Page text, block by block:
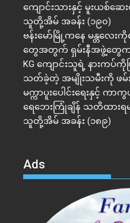
ကျောင်းသားနှင့် မူးယစ်ဆေး
သူတို့အိမ် အခန်း (၁၉၀)
ဗန်းမော်မြို့ကနေ မန္တလေ
တွေအတွက် ရှမ်းနီအဖွဲ့တွေ
KG ကျောင်းသူရဲ့ နားကပ်
သတ်ခဲ့တဲ့ အမျိုးသမီးကို ဖမ်
မက္ကာပူးပေါင်းရေးနှင့် ကာ
ရေဘေးကြုံချိန် သတိထားရ
သူတို့အိမ် အခန်း (၁၈၉)
Ads